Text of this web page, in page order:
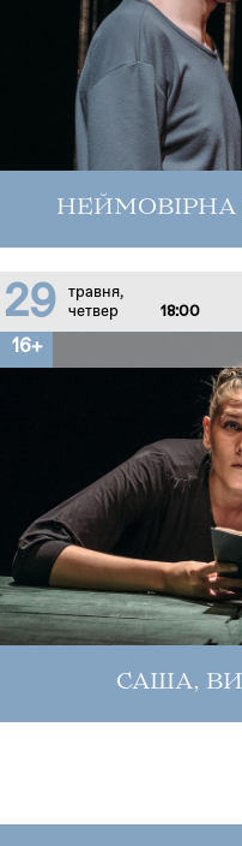
НЕЙМОВІРНА
29
травня,
четвер
18:00
16+
САША,